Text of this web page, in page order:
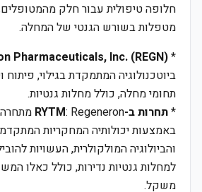
חלופה טיפולית עבור חלק
מטפלות בשורש הגנטי של המחלה.
*
Pharmaceuticals, Inc. (REGN)
ביוטכנולוגיה המתמקדת בגילוי, פיתוח
תחומי מחלה, כולל מחלות גנטיות.
*תחרות ב-RYTM
באמצעות יכולותיה המחקריות
והביולוגיה המולקולרית, העשויות
למחלות גנטיות נדירות, כולל כאלו
משקל.